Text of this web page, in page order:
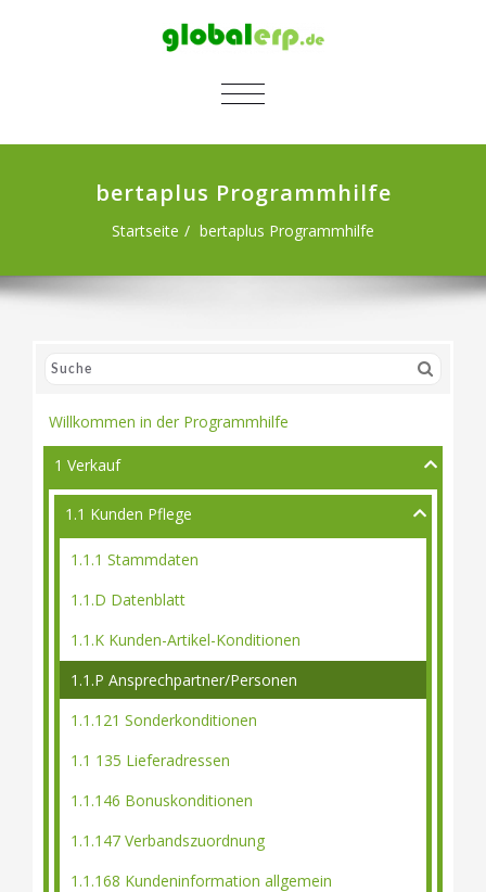
SCHALTE NAVIGATION
bertaplus Programmhilfe
Startseite bertaplus Programmhilfe
Willkommen in der Programmhilfe
1 Verkauf
1.1 Kunden Pflege
1.1.1 Stammdaten
1.1.D Datenblatt
1.1.K Kunden-Artikel-Konditionen
1.1.P Ansprechpartner/Personen
1.1.121 Sonderkonditionen
1.1 135 Lieferadressen
1.1.146 Bonuskonditionen
1.1.147 Verbandszuordnung
1.1.168 Kundeninformation allgemein